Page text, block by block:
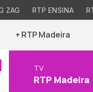
ZAG RTP ENSINA
+ RTP Madeira
TV
RTP Madeira